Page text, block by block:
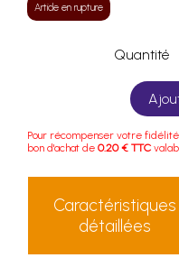
Article en rupture
Quantité
Pour récompenser votre
bon d'achat de 0.20 € TTC
Caractéristiques
détaillées